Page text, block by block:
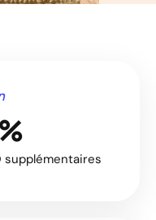
supplémentaires